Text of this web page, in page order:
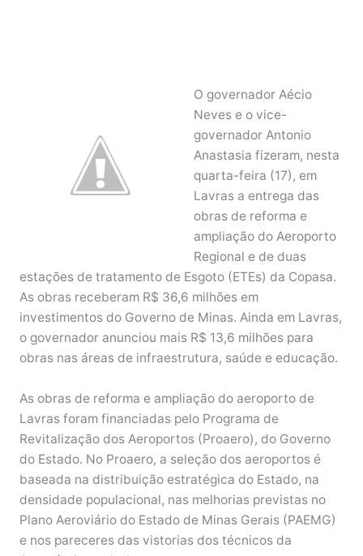
O governador Aécio
Neves e o vice-
governador Antonio
Anastasia fizeram, nesta
quarta-feira (17), em
Lavras a entrega das
obras de reforma e
ampliação do Aeroporto
Regional e de duas
estações de tratamento de Esgoto (ETEs) da Copasa.
As obras receberam R$ 36,6 milhões em
investimentos do Governo de Minas. Ainda em Lavras,
o governador anunciou mais R$ 13,6 milhões para
obras nas áreas de infraestrutura, saúde e educação.
As obras de reforma e ampliação do aeroporto de
Lavras foram financiadas pelo Programa de
Revitalização dos Aeroportos (Proaero), do Governo
do Estado. No Proaero, a seleção dos aeroportos é
baseada na distribuição estratégica do Estado, na
densidade populacional, nas melhorias previstas no
Plano Aeroviário do Estado de Minas Gerais (PAEMG)
e nos pareceres das vistorias dos técnicos da